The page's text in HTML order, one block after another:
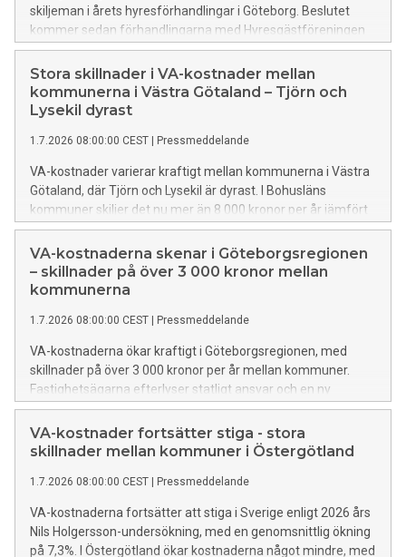
skiljeman i årets hyresförhandlingar i Göteborg. Beslutet
kommer sedan förhandlingarna med Hyresgästföreningen
inte gjort tillräckliga framsteg trots tre månader av
förhandlingar. – Sverige behöver ett
hyresförhandlingssystem som ger besked i tid. Om
systemet inte levererar det som lagstiftaren avsåg är det
konflikter, utan ett system som fungerar. När samma
problem återkommer år efter år är det inte längre ett
förhandlingsproblem, utan ett lagstiftningsproblem, säger
Rikard Ljunggren, VD, Fastighetsägarna GFR.
Stora skillnader i VA-kostnader mellan
kommunerna i Västra Götaland – Tjörn och
Lysekil dyrast
1.7.2026 08:00:00 CEST | Pressmeddelande
VA-kostnader varierar kraftigt mellan kommunerna i Västra
Götaland, där Tjörn och Lysekil är dyrast. I Bohusläns
kommuner skiljer det nu mer än 8 000 kronor per år jämfört
med den billigaste kommunen i hela länet för samma typ av
hushåll. Kostnaderna ökar, delvis på grund av behovet av
investeringar i föråldrad infrastruktur. Fastighetsägare
efterfrågar en ny finansieringsmodell där även staten bidrar
VA-kostnaderna skenar i Göteborgsregionen
– skillnader på över 3 000 kronor mellan
kommunerna
1.7.2026 08:00:00 CEST | Pressmeddelande
VA-kostnaderna ökar kraftigt i Göteborgsregionen, med
skillnader på över 3 000 kronor per år mellan kommuner.
Fastighetsägarna efterlyser statligt ansvar och en ny
finansieringsmodell för att hantera framtida investeringar
och undvika ytterligare avgiftshöjningar.
VA-kostnader fortsätter stiga - stora
skillnader mellan kommuner i Östergötland
1.7.2026 08:00:00 CEST | Pressmeddelande
VA-kostnaderna fortsätter att stiga i Sverige enligt 2026 års
Nils Holgersson-undersökning, med en genomsnittlig ökning
på 7,3%. I Östergötland ökar kostnaderna något mindre, med